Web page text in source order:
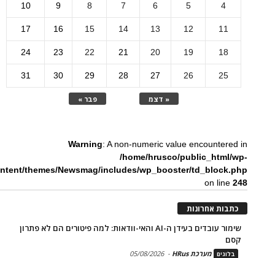
« דצמ פבר »
4
5
6
7
8
9
10
11
12
13
14
15
16
17
18
19
20
21
22
23
24
25
26
27
28
29
30
31
Warning: A non-numeric value encountered in
/home/hrusco/public_html/wp-
themes/Newsmag/includes/wp_booster/td_block.php
on line248
כתבות אחרונות
שימור עובדים בעידן ה-AI והאי-וודאות: למה פיטורים הם לא פתרון
קסם
בלוגים מערכת HRus -
05/08/2026